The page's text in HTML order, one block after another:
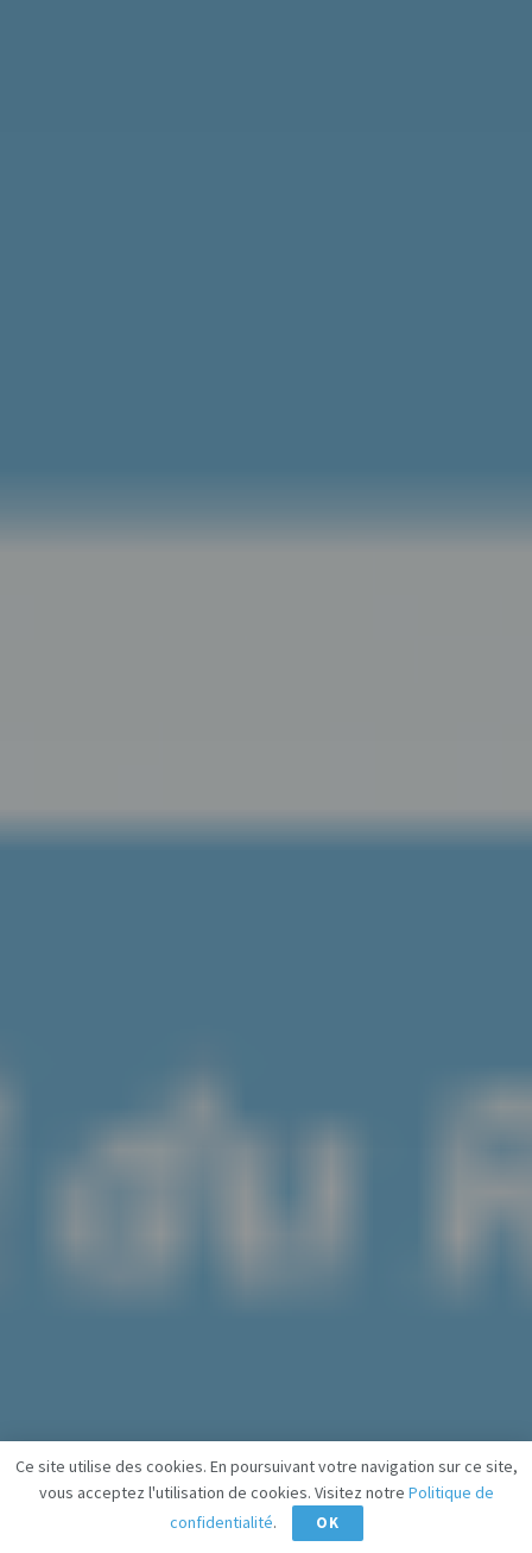
Ce site utilise des cookies. En poursuivant votre navigation sur ce site,
vous acceptez l'utilisation de cookies. Visitez notre Politique de
confidentialité. OK